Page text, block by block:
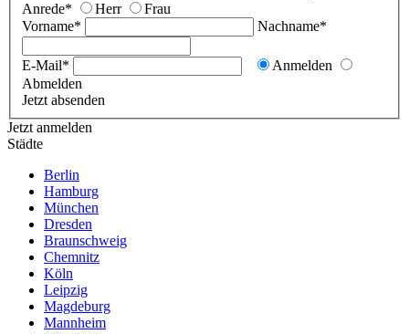
Anrede* Herr
Frau
Vorname*
Nachname*
E-Mail*
Anmelden
Abmelden
Jetzt absenden
Jetzt anmelden
Städte
Berlin
Hamburg
München
Dresden
Braunschweig
Chemnitz
Köln
Leipzig
Magdeburg
Mannheim